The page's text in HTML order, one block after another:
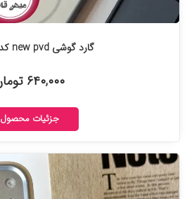
گارد گوشی new pvd کد-۲۰۹۸۷۴
۶۴۰,۰۰۰ تومان
جزئیات محصول